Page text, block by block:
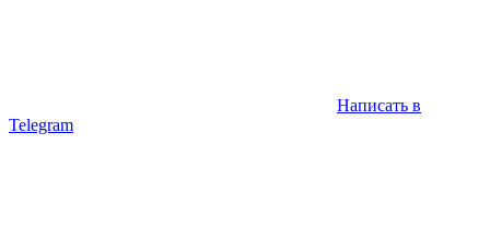
Написать в
Telegram